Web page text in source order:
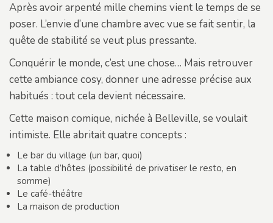
Après avoir arpenté mille chemins vient le temps de se
poser. L’envie d’une chambre avec vue se fait sentir, la
quête de stabilité se veut plus pressante.
Conquérir le monde, c’est une chose… Mais retrouver
cette ambiance cosy, donner une adresse précise aux
habitués : tout cela devient nécessaire.
Cette maison comique, nichée à Belleville, se voulait
intimiste. Elle abritait quatre concepts :
Le bar du village (un bar, quoi)
La table d’hôtes (possibilité de privatiser le resto, en
somme)
Le café-théâtre
La maison de production